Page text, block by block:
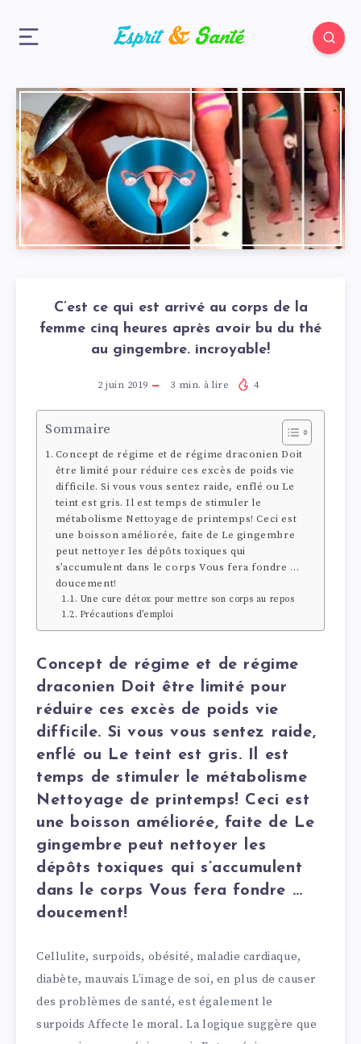
C’est ce qui est arrivé au corps de la
femme cinq heures après avoir bu du thé
au gingembre. incroyable!
2 juin 2019 3 min. à lire 4
Sommaire
Concept de régime et de régime draconien Doit
être limité pour réduire ces excès de poids vie
difficile. Si vous vous sentez raide, enflé ou Le
teint est gris. Il est temps de stimuler le
métabolisme Nettoyage de printemps! Ceci est
une boisson améliorée, faite de Le gingembre
peut nettoyer les dépôts toxiques qui
s’accumulent dans le corps Vous fera fondre …
doucement!
Une cure détox pour mettre son corps au repos
Précautions d’emploi
Concept de régime et de régime
draconien Doit être limité pour
réduire ces excès de poids vie
difficile. Si vous vous sentez raide,
enflé ou Le teint est gris. Il est
temps de stimuler le métabolisme
Nettoyage de printemps! Ceci est
une boisson améliorée, faite de Le
gingembre peut nettoyer les
dépôts toxiques qui s’accumulent
dans le corps Vous fera fondre …
doucement!
Cellulite, surpoids, obésité, maladie cardiaque,
diabète, mauvais L’image de soi, en plus de causer
des problèmes de santé, est également le
surpoids Affecte le moral. La logique suggère que